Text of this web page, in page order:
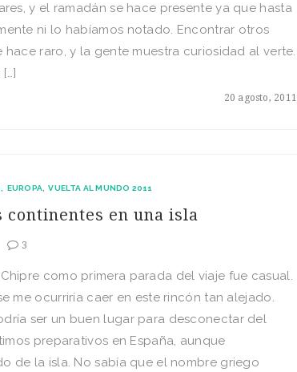
20 agosto, 2011
y el ramadán se hace presente ya que hasta
ni lo habíamos notado. Encontrar otros
hace raro, y la gente muestra curiosidad al verte.
EUROPA VUELTA AL MUNDO 2011
continentes en una isla
3
como primera parada del viaje fue casual.
me ocurriría caer en este rincón tan alejado.
ser un buen lugar para desconectar del
preparativos en España, aunque
de la isla. No sabía que el nombre griego